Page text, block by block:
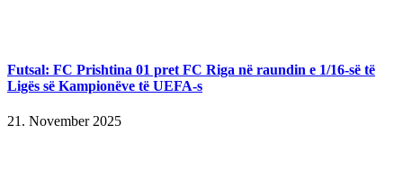
Futsal: FC Prishtina 01 pret FC Riga në raundin e 1/16-së të
Ligës së Kampionëve të UEFA-s
21. November 2025